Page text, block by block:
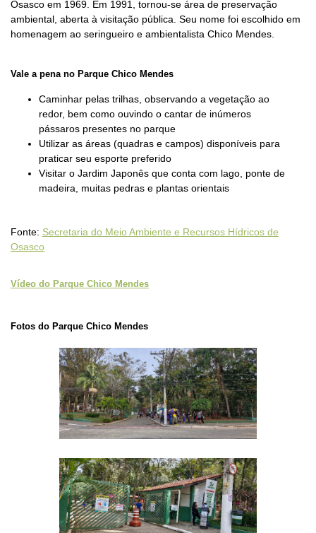
Osasco em 1969. Em 1991, tornou-se área de preservação
ambiental, aberta à visitação pública. Seu nome foi escolhido em
homenagem ao seringueiro e ambientalista Chico Mendes.
Vale a pena no Parque Chico Mendes
Caminhar pelas trilhas, observando a vegetação ao
redor, bem como ouvindo o cantar de inúmeros
pássaros presentes no parque
Utilizar as áreas (quadras e campos) disponíveis para
praticar seu esporte preferido
Visitar o Jardim Japonês que conta com lago, ponte de
madeira, muitas pedras e plantas orientais
Fonte: Secretaria do Meio Ambiente e Recursos Hídricos de
Osasco
Vídeo do Parque Chico Mendes
Fotos do Parque Chico Mendes